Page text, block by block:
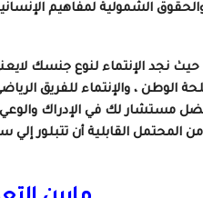
والحقوق الشمولية لمفاهيم
نجد الإنتماء لنوع جنسك
الوطن ، والإنتماء للفريق
مستشار لك في الإدراك
المحتمل القابلية أن تتبلور